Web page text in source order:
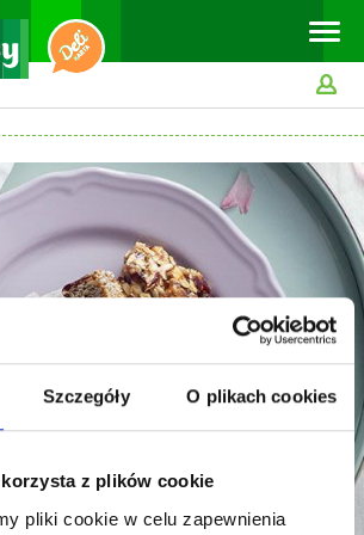
Szczegóły O plikach cookies
z plików cookie
pliki cookie w celu zapewnienia
Toggle